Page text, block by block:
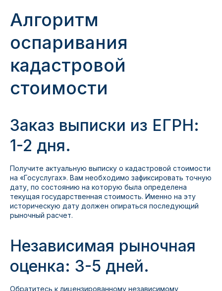
Алгоритм
оспаривания
кадастровой
стоимости
Заказ выписки из ЕГРН:
1-2 дня.
Получите актуальную выписку о кадастровой стоимости
на «Госуслугах». Вам необходимо зафиксировать точную
дату, по состоянию на которую была определена
текущая государственная стоимость. Именно на эту
историческую дату должен опираться последующий
рыночный расчет.
Независимая рыночная
оценка: 3-5 дней.
Обратитесь к лицензированному независимому